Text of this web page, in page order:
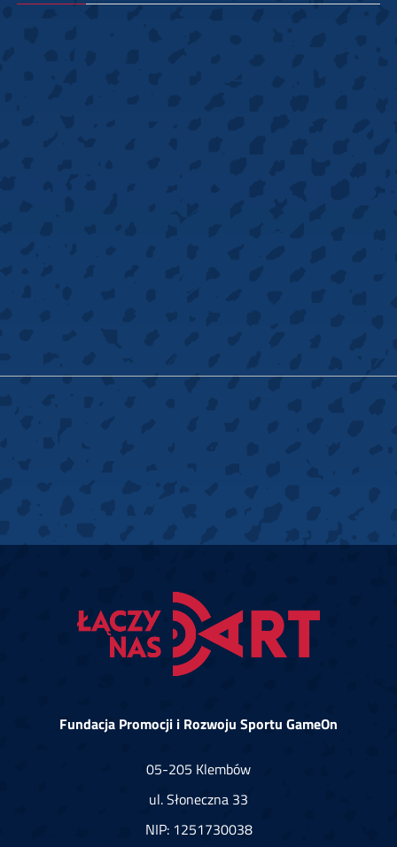
Fundacja Promocji i Rozwoju Sportu GameOn
05-205 Klembów
ul. Słoneczna 33
NIP: 1251730038